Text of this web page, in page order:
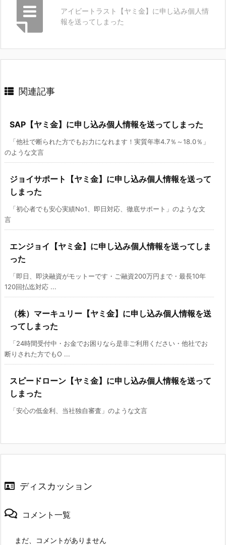
アイビートラスト【ヤミ金】に申し込み個人情
報を送ってしまった
関連記事
SAP【ヤミ金】に申し込み個人情報を送ってしまった
「他社で断られた方でもお力になれます！実質年率4.7％～18.0％」
のような文言
ジョイサポート【ヤミ金】に申し込み個人情報を送って
しまった
「初心者でも安心実績No1、即日対応、徹底サポート」のような文
言
エンジョイ【ヤミ金】に申し込み個人情報を送ってしま
った
「即日、即決融資がモットーです・ご融資200万円まで・最長10年
120回払迄対応 ...
（株）マーキュリー【ヤミ金】に申し込み個人情報を送
ってしまった
「24時間受付中・お金でお困りなら是非ご利用ください・他社でお
断りされた方でもO ...
スピードローン【ヤミ金】に申し込み個人情報を送って
しまった
「安心の低金利、当社独自審査」のような文言
ディスカッション
コメント一覧
まだ、コメントがありません